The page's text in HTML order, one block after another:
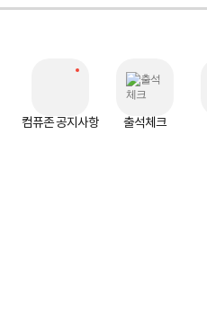
컴퓨존 공지사항 출석체크